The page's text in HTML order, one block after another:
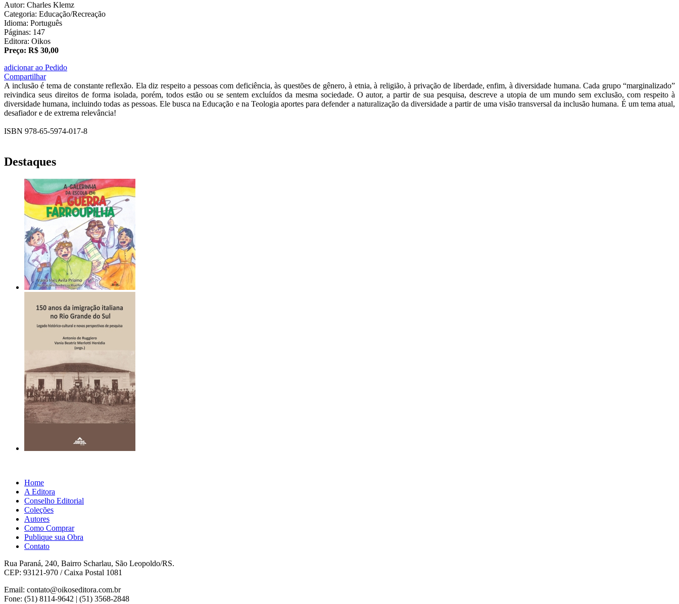
Autor: Charles Klemz
Categoria: Educação/Recreação
Idioma: Português
Páginas: 147
Editora: Oikos
Preço: R$ 30,00
adicionar ao Pedido
Compartilhar
A inclusão é tema de constante reflexão. Ela diz respeito a pessoas com deficiência, às questões de gênero, à etnia, à religião, à privação de liberdade, enfim, à diversidade humana. Cada grupo “marginalizado”
reivindica seus direitos de forma isolada, porém, todos estão ou se sentem excluídos da mesma sociedade. O autor, a partir de sua pesquisa, descreve a utopia de um mundo sem exclusão, com respeito à
diversidade humana, incluindo todas as pessoas. Ele busca na Educação e na Teologia aportes para defender a naturalização da diversidade a partir de uma visão transversal da inclusão humana. É um tema atual,
desafiador e de extrema relevância!
ISBN 978-65-5974-017-8
Destaques
Home
A Editora
Conselho Editorial
Coleções
Autores
Como Comprar
Publique sua Obra
Contato
Rua Paraná, 240, Bairro Scharlau, São Leopoldo/RS.
CEP: 93121-970 / Caixa Postal 1081
Email: contato@oikoseditora.com.br
Fone: (51) 8114-9642 | (51) 3568-2848